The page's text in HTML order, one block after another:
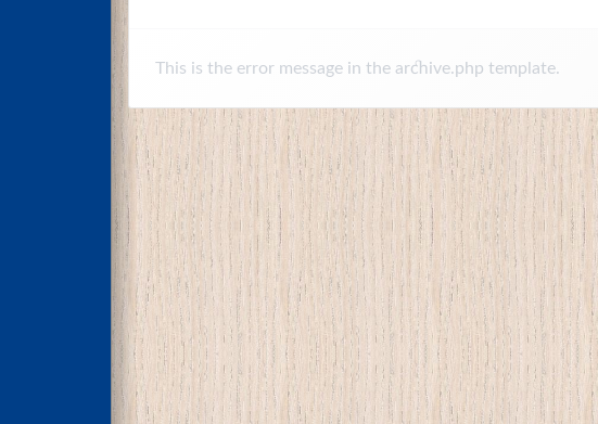
This is the error message in the archive.php template.